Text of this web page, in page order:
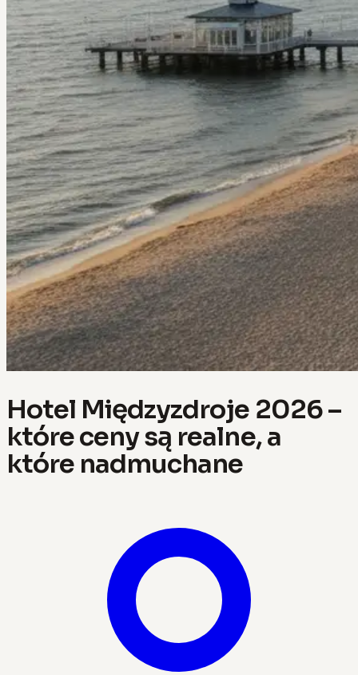
Hotel Międzyzdroje 2026 –
które ceny są realne, a
które nadmuchane